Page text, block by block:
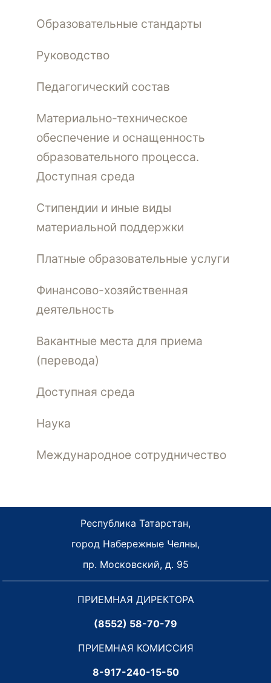
Образовательные стандарты
Руководство
Педагогический состав
Материально-техническое
обеспечение и оснащенность
образовательного процесса.
Доступная среда
Стипендии и иные виды
материальной поддержки
Платные образовательные услуги
Финансово-хозяйственная
деятельность
Вакантные места для приема
(перевода)
Доступная среда
Наука
Международное сотрудничество
Республика Татарстан,
город Набережные Челны,
пр. Московский, д. 95
ПРИЕМНАЯ ДИРЕКТОРА
(8552) 58-70-79
ПРИЕМНАЯ КОМИССИЯ
8-917-240-15-50